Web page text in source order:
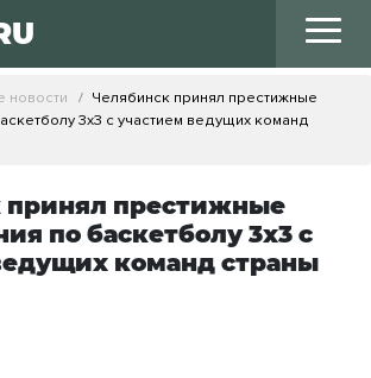
новости
Челябинск принял престижные
3х3 с участием ведущих команд
принял престижные
по баскетболу 3х3 с
команд страны